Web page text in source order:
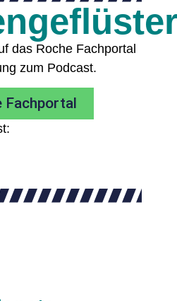
das Roche Fachportal
zum Podcast.
Fachportal